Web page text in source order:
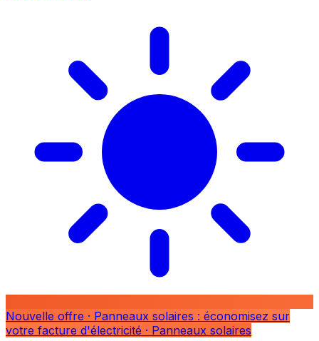
Nouvelle offre · Panneaux solaires : économisez sur
votre facture d'électricité · Panneaux solaires